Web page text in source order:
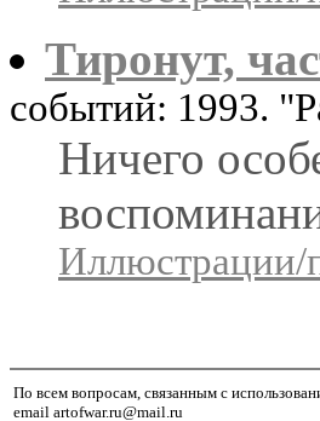
Тиронут,
событий: 1993.
Ничего
Иллюстрации/
По всем вопросам, связанным с
email artofwar.ru@mail.ru